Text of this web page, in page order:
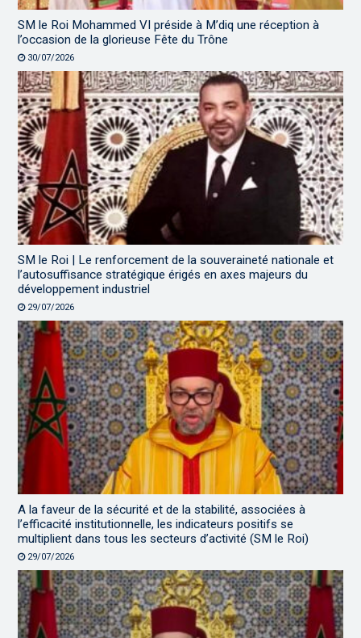
SM le Roi Mohammed VI préside à M’diq une réception à
l’occasion de la glorieuse Fête du Trône
30/07/2026
SM le Roi | Le renforcement de la souveraineté nationale et
l’autosuffisance stratégique érigés en axes majeurs du
développement industriel
29/07/2026
A la faveur de la sécurité et de la stabilité, associées à
l’efficacité institutionnelle, les indicateurs positifs se
multiplient dans tous les secteurs d’activité (SM le Roi)
29/07/2026